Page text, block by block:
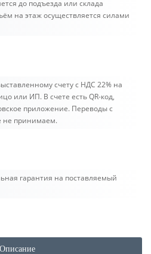
до подъезда или склада
на этаж осуществляется силами
счету c НДС 22% на
или ИП. В счете есть QR-код,
приложение. Переводы с
не принимаем.
гарантия на поставляемый
Описание